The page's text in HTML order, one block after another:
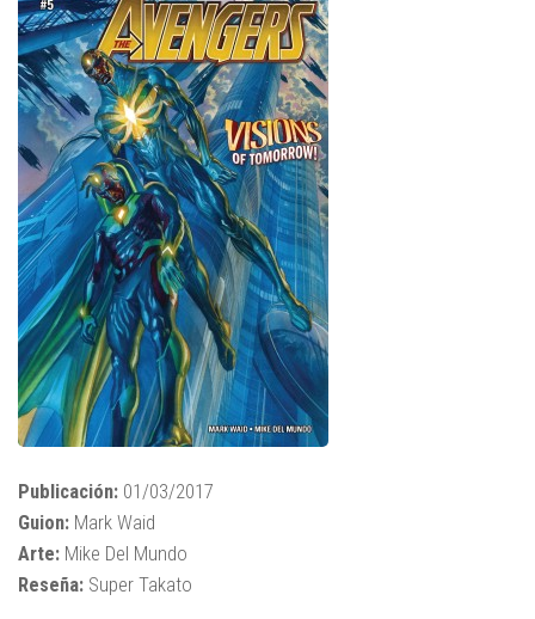
Publicación: 01/03/2017
Guion: Mark Waid
Arte: Mike Del Mundo
Reseña: Super Takato